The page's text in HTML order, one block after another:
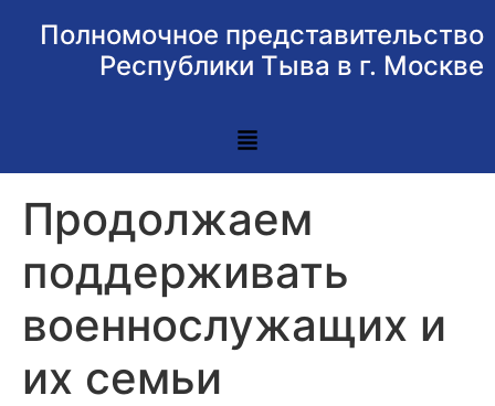
Полномочное представительство
Республики Тыва в г. Москве
Продолжаем
поддерживать
военнослужащих и
их семьи